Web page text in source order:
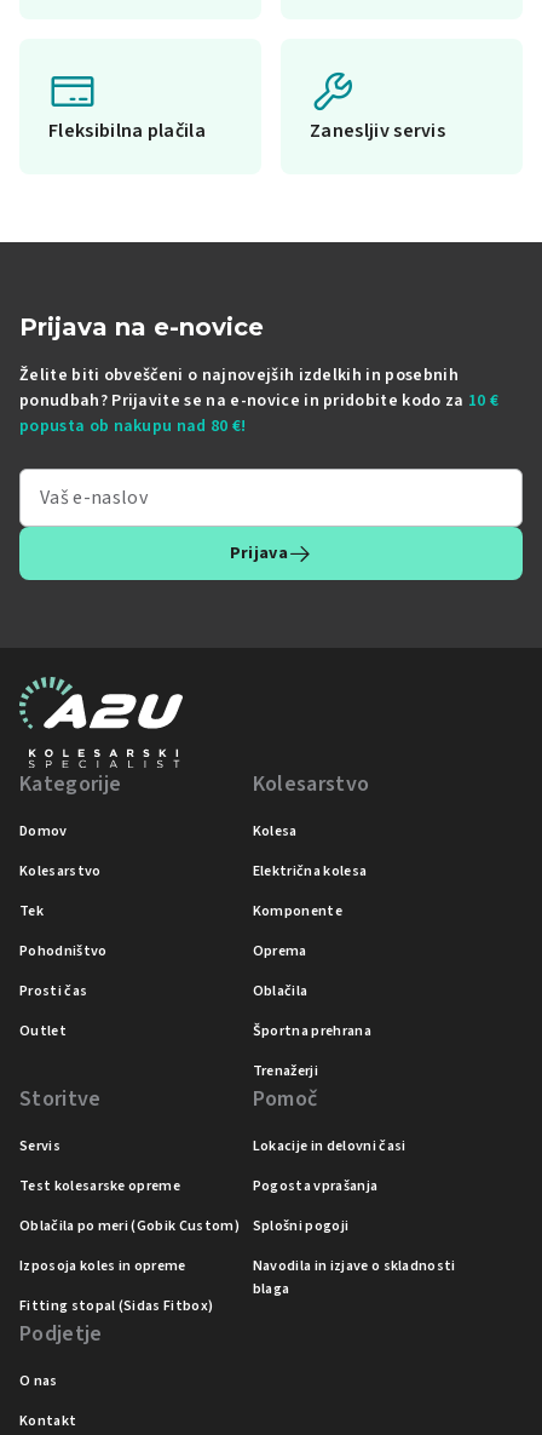
Fleksibilna plačila Zanesljiv servis
Prijava na e-novice
Želite biti obveščeni o najnovejših izdelkih in posebnih
ponudbah? Prijavite se na e-novice in pridobite kodo za 10 €
popusta ob nakupu nad 80 €!
Prijava
Kategorije
Domov
Kolesarstvo
Tek
Pohodništvo
Prosti čas
Outlet
Kolesarstvo
Kolesa
Električna kolesa
Komponente
Oprema
Oblačila
Športna prehrana
Trenažerji
Storitve
Servis
Test kolesarske opreme
Oblačila po meri (Gobik Custom)
Izposoja koles in opreme
Fitting stopal (Sidas Fitbox)
Pomoč
Lokacije in delovni časi
Pogosta vprašanja
Splošni pogoji
Navodila in izjave o skladnosti
blaga
Podjetje
O nas
Kontakt